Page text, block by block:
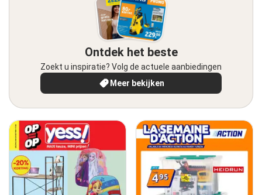
Ontdek het beste
Zoekt u inspiratie? Volg de actuele aanbiedingen
Meer bekijken